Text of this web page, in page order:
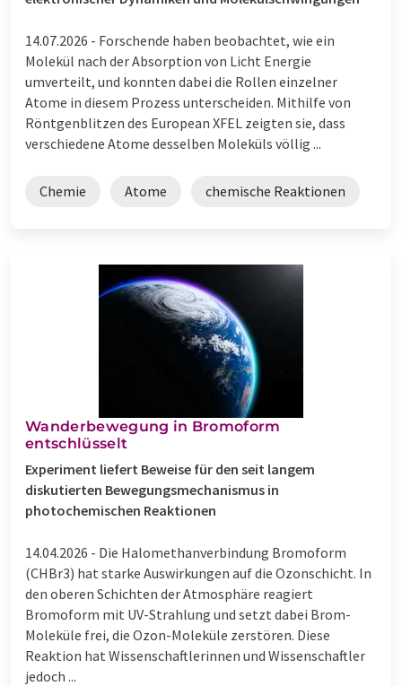
14.07.2026 - Forschende haben beobachtet, wie ein
Molekül nach der Absorption von Licht Energie
umverteilt, und konnten dabei die Rollen einzelner
Atome in diesem Prozess unterscheiden. Mithilfe von
Röntgenblitzen des European XFEL zeigten sie, dass
verschiedene Atome desselben Moleküls völlig ...
Chemie Atome chemische Reaktionen
Wanderbewegung in Bromoform
entschlüsselt
Experiment liefert Beweise für den seit langem
diskutierten Bewegungsmechanismus in
photochemischen Reaktionen
14.04.2026 - Die Halomethanverbindung Bromoform
(CHBr3) hat starke Auswirkungen auf die Ozonschicht. In
den oberen Schichten der Atmosphäre reagiert
Bromoform mit UV-Strahlung und setzt dabei Brom-
Moleküle frei, die Ozon-Moleküle zerstören. Diese
Reaktion hat Wissenschaftlerinnen und Wissenschaftler
jedoch ...